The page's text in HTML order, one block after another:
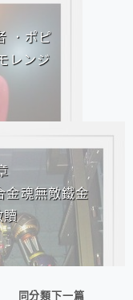
．ポピ
レンジ
金魂無敵鐵金
贖
同分類下一篇